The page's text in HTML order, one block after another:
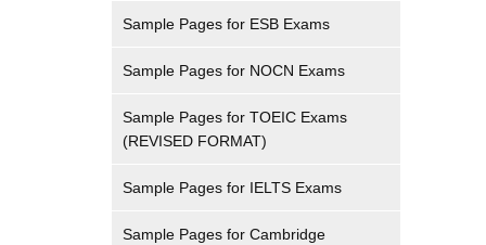
Sample Pages for ESB Exams
Sample Pages for NOCN Exams
Sample Pages for TOEIC Exams
(REVISED FORMAT)
Sample Pages for IELTS Exams
Sample Pages for Cambridge